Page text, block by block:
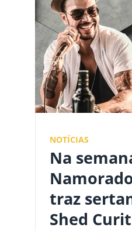
NOTÍCIAS
Na
traz
Shed